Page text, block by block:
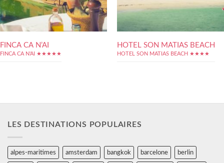
FINCA CA N’AI
FINCA CA N'AI ★★★★★
HOTEL SON MATIAS BEACH
HOTEL SON MATIAS BEACH ★★★★
LES DESTINATIONS POPULAIRES
alpes-maritimes amsterdam bangkok barcelone berlin